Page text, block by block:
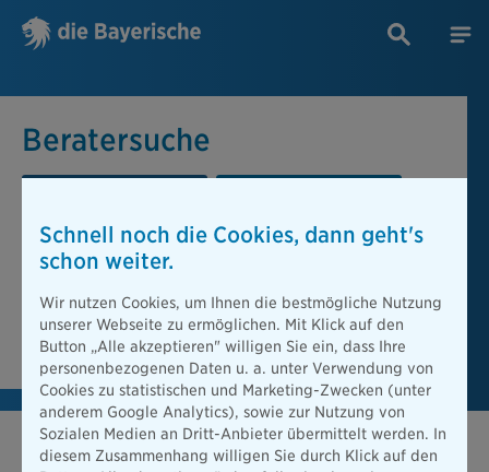
Beratersuche
Beratersuche
PLZ oder Ort
Berater finden
Schnell noch die Cookies, dann geht's
schon weiter.
Wir nutzen Cookies, um Ihnen die bestmögliche Nutzung
unserer Webseite zu ermöglichen. Mit Klick auf den
Button „Alle akzeptieren" willigen Sie ein, dass Ihre
personenbezogenen Daten u. a. unter Verwendung von
Cookies zu statistischen und Marketing-Zwecken (unter
anderem Google Analytics), sowie zur Nutzung von
Sozialen Medien an Dritt-Anbieter übermittelt werden. In
diesem Zusammenhang willigen Sie durch Klick auf den